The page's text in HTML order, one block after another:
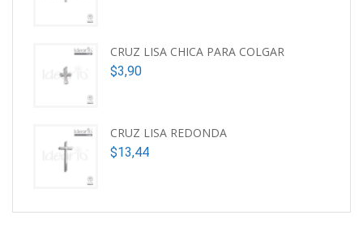
CRUZ LISA CHICA PARA COLGAR
$3,90
CRUZ LISA REDONDA
$13,44